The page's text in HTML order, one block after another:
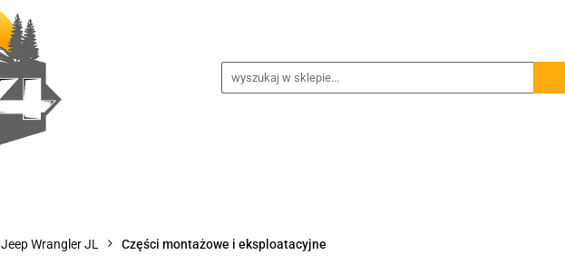
Osłony - Owiewki - Spojlery
Jeep Wrangler JL Części montażowe i eksploatacyjne